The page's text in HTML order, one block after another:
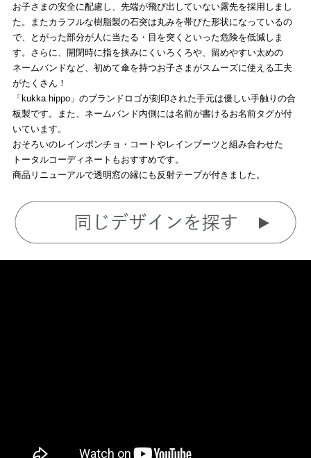
お子さまの安全に配慮し、先端が飛び出していない露先を採用しまし
た。またカラフルな樹脂製の石突は丸みを帯びた形状になっているの
で、とがった部分が人に当たる・目を突くといった危険を低減しま
す。さらに、開閉時に指を挟みにくいろくろや、留めやすい太めの
ネームバンドなど、初めて傘を持つお子さまがスムーズに使える工夫
がたくさん！
「kukka hippo」のブランドロゴが刻印された手元は優しい手触りの合
板製です。また、ネームバンド内側には名前が書けるお名前タグが付
いています。
おそろいのレインポンチョ・コートやレインブーツと組み合わせた
トータルコーディネートもおすすめです。
商品リニューアルで透明窓の縁にも反射テープが付きました。